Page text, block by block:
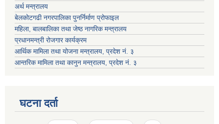
अर्थ मन्त्रालय
बेलकोटगढी नगरपालिका पुनर्निर्माण प्रोफाइल
महिला, बालबालिका तथा जेष्ठ नागरिक मन्त्रालय
प्रधानमन्त्री रोजगार कार्यक्रम
आर्थिक मामिला तथा योजना मन्त्रालय, प्रदेश नं. ३
आन्तरिक मामिला तथा कानुन मन्त्रालय, प्रदेश नं. ३
घटना दर्ता